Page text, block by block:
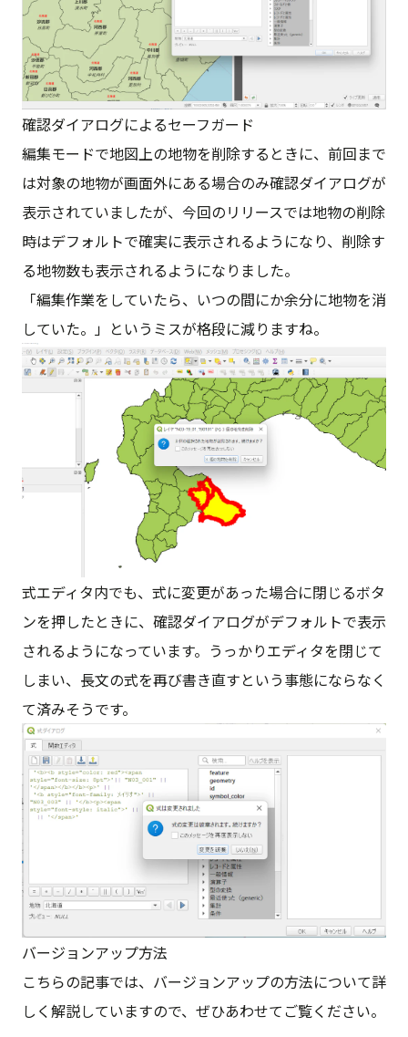
確認ダイアログによるセーフガード
編集モードで地図上の地物を削除するときに、前回まで
は対象の地物が画面外にある場合のみ確認ダイアログが
表示されていましたが、今回のリリースでは地物の削除
時はデフォルトで確実に表示されるようになり、削除す
る地物数も表示されるようになりました。
「編集作業をしていたら、いつの間にか余分に地物を消
していた。」というミスが格段に減りますね。
式エディタ内でも、式に変更があった場合に閉じるボタ
ンを押したときに、確認ダイアログがデフォルトで表示
されるようになっています。うっかりエディタを閉じて
しまい、長文の式を再び書き直すという事態にならなく
て済みそうです。
バージョンアップ方法
こちらの記事では、バージョンアップの方法について詳
しく解説していますので、ぜひあわせてご覧ください。